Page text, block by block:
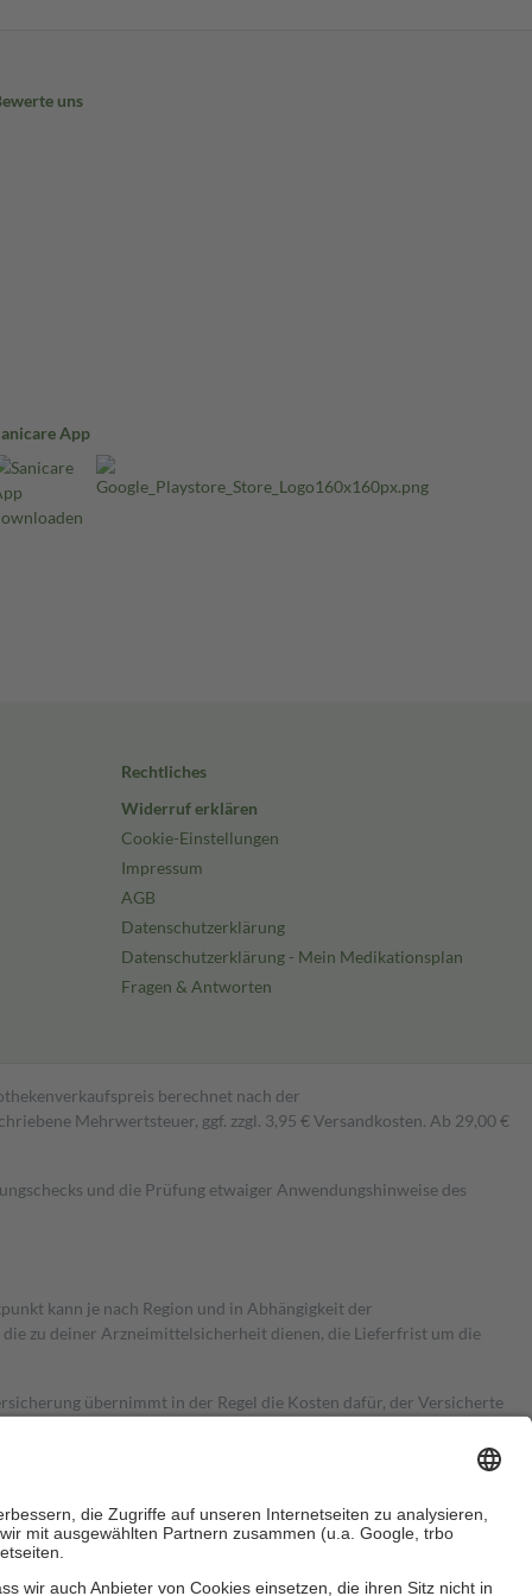
uns
App
Rechtliches
Widerruf erklären
Cookie-Einstellungen
Impressum
AGB
Datenschutzerklärung
Datenschutzerklärung - Mein Medikationsplan
Fragen & Antworten
berechnet nach der
Mehrwertsteuer, ggf. zzgl. 3,95 € Versandkosten. Ab 29,00 €
und die Prüfung etwaiger Anwendungshinweise des
kann je nach Region und in Abhängigkeit der
zu deiner Arzneimittelsicherheit dienen, die Lieferfrist um die
übernimmt in der Regel die Kosten dafür, der Versicherte
Es sind jedoch nie mehr als die tatsächlichen Kosten der Leistung
Zuzahlungen